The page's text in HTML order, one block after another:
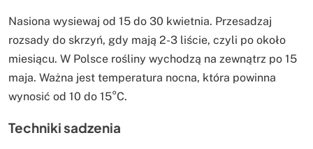
Nasiona wysiewaj od 15 do 30 kwietnia. Przesadzaj
rozsady do skrzyń, gdy mają 2-3 liście, czyli po około
miesiącu. W Polsce rośliny wychodzą na zewnątrz po 15
maja. Ważna jest temperatura nocna, która powinna
wynosić od 10 do 15°C.
Techniki sadzenia